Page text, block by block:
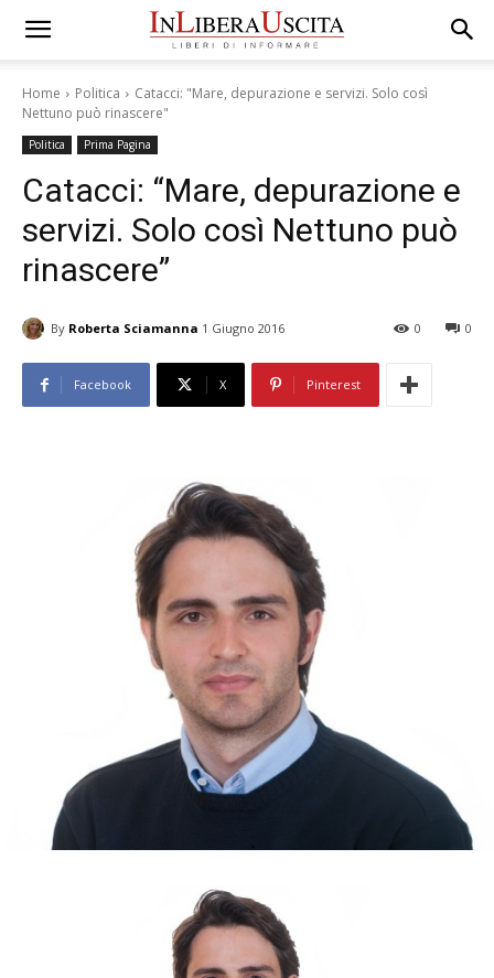
Home Politica
Catacci: "Mare, depurazione e servizi. Solo così
Nettuno può rinascere"
Politica Prima Pagina
Catacci: “Mare, depurazione e
servizi. Solo così Nettuno può
rinascere”
By Roberta Sciamanna 1 Giugno 2016 0
0
Facebook X Pinterest